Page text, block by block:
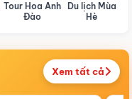
Tour Hoa Anh
Đào
Du lịch Mùa
Hè
Xem tất cả
Điểm nổi bật